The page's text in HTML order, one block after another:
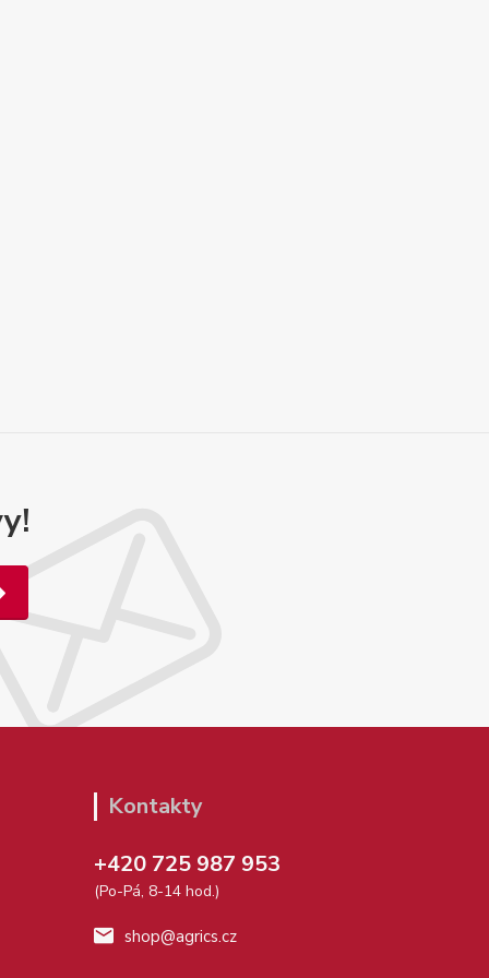
Kontakty
+420 725 987 953
(Po-Pá, 8-14 hod.)
shop@agrics.cz